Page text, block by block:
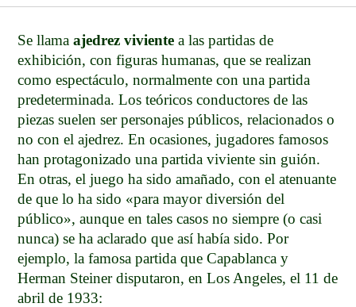
Se llamaajedrez vivientea las partidas de
exhibición, con figuras humanas, que se realizan
como espectáculo, normalmente con una partida
predeterminada. Los teóricos conductores de las
piezas suelen ser personajes públicos, relacionados o
no con el ajedrez. En ocasiones, jugadores famosos
han protagonizado una partida viviente sin guión.
En otras, el juego ha sido amañado, con el atenuante
de que lo ha sido «para mayor diversión del
público», aunque en tales casos no siempre (o casi
nunca) se ha aclarado que así había sido. Por
ejemplo, la famosa partida que Capablanca y
Herman Steiner disputaron, en Los Angeles, el 11 de
abril de 1933: